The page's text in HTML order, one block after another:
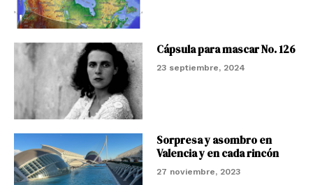
Cápsula para mascar No. 126
23 septiembre, 2024
Sorpresa y asombro en
Valencia y en cada rincón
27 noviembre, 2023